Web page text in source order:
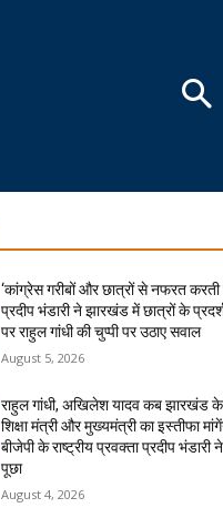
‘कांग्रेस गरीबों और छात्रों से नफरत करती
प्रदीप भंडारी ने झारखंड में छात्रों के
पर राहुल गांधी की चुप्पी पर उठाए सवाल
August 5, 2026
राहुल गांधी, अखिलेश यादव कब झारखंड के
शिक्षा मंत्री और मुख्यमंत्री का इस्तीफा
बीजेपी के राष्ट्रीय प्रवक्ता प्रदीप भंडारी ने
पूछा
August 4, 2026